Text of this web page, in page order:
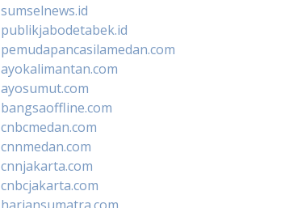
sumselnews.id
publikjabodetabek.id
pemudapancasilamedan.com
ayokalimantan.com
ayosumut.com
bangsaoffline.com
cnbcmedan.com
cnnmedan.com
cnnjakarta.com
cnbcjakarta.com
hariansumatra.com